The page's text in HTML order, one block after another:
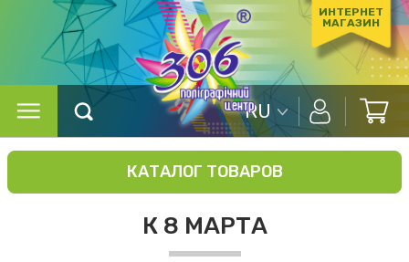
ИНТЕРНЕТ
МАГАЗИН
RU
КАТАЛОГ ТОВАРОВ
К 8 МАРТА